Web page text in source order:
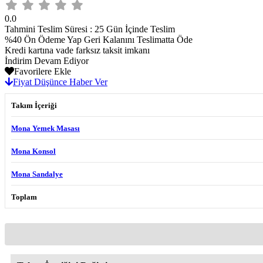
0.0
Tahmini Teslim Süresi : 25 Gün İçinde Teslim
%40 Ön Ödeme Yap Geri Kalanını Teslimatta Öde
Kredi kartına vade farksız taksit imkanı
İndirim Devam Ediyor
Favorilere Ekle
Fiyat Düşünce Haber Ver
Takım İçeriği
Mona Yemek Masası
Mona Konsol
Mona Sandalye
Toplam